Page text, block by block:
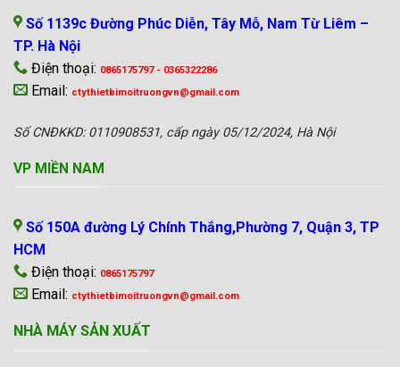
Số 1139c Đường Phúc Diễn, Tây Mỗ, Nam Từ Liêm –
TP. Hà Nội
Điện thoại: 0865175797 - 0365322286
Email: ctythietbimoitruongvn@gmail.com
Số CNĐKKD: 0110908531, cấp ngày 05/12/2024, Hà Nội
VP MIỀN NAM
Số 150A đường Lý Chính Thắng,Phường 7, Quận 3, TP
HCM
Điện thoại: 0865175797
Email: ctythietbimoitruongvn@gmail.com
NHÀ MÁY SẢN XUẤT